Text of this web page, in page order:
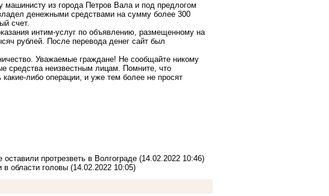
машинисту из города Петров Вала и под предлогом
денежными средствами на сумму более 300
счет.
интим-услуг по объявлению, размещенному на
рублей. После перевода денег сайт был
Уважаемые граждане! Не сообщайте никому
средства неизвестным лицам. Помните, что
либо операции, и уже тем более не просят
протрезветь в Волгограде (14.02.2022 10:46)
области головы (14.02.2022 10:05)